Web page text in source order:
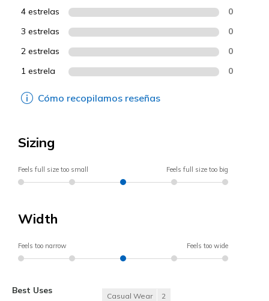
4 estrelas 0
3 estrelas 0
2 estrelas 0
1 estrela 0
Cómo recopilamos reseñas
Sizing
Feels full size too small Feels full size too big
Width
Feels too narrow Feels too wide
Best Uses
Casual Wear 2